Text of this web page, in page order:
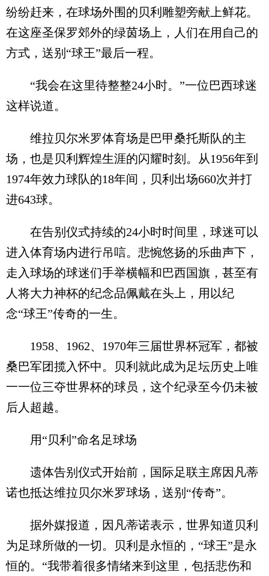
纷纷赶来，在球场外围的贝利雕塑旁献上鲜花。
在这座圣保罗郊外的绿茵场上，人们在用自己的
方式，送别“球王”最后一程。
“我会在这里待整整24小时。”一位巴西球迷
这样说道。
维拉贝尔米罗体育场是巴甲桑托斯队的主
场，也是贝利辉煌生涯的闪耀时刻。从1956年到
1974年效力球队的18年间，贝利出场660次并打
进643球。
在告别仪式持续的24小时时间里，球迷可以
进入体育场内进行吊唁。悲惋悠扬的乐曲声下，
走入球场的球迷们手举横幅和巴西国旗，甚至有
人将大力神杯的纪念品佩戴在头上，用以纪
念“球王”传奇的一生。
1958、1962、1970年三届世界杯冠军，都被
桑巴军团揽入怀中。贝利就此成为足坛历史上唯
一一位三夺世界杯的球员，这个纪录至今仍未被
后人超越。
用“贝利”命名足球场
遗体告别仪式开始前，国际足联主席因凡蒂
诺也抵达维拉贝尔米罗球场，送别“传奇”。
据外媒报道，因凡蒂诺表示，世界知道贝利
为足球所做的一切。贝利是永恒的，“球王”是永
恒的。“我带着很多情绪来到这里，包括悲伤和